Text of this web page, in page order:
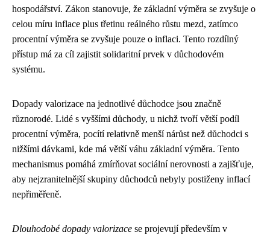
hospodářství. Zákon stanovuje, že základní výměra se zvyšuje o
celou míru inflace plus třetinu reálného růstu mezd, zatímco
procentní výměra se zvyšuje pouze o inflaci. Tento rozdílný
přístup má za cíl zajistit solidaritní prvek v důchodovém
systému.
Dopady valorizace na jednotlivé důchodce jsou značně
různorodé. Lidé s vyššími důchody, u nichž tvoří větší podíl
procentní výměra, pocítí relativně menší nárůst než důchodci s
nižšími dávkami, kde má větší váhu základní výměra. Tento
mechanismus pomáhá zmírňovat sociální nerovnosti a zajišťuje,
aby nejzranitelnější skupiny důchodců nebyly postiženy inflací
nepřiměřeně.
Dlouhodobé dopady valorizace se projevují především v